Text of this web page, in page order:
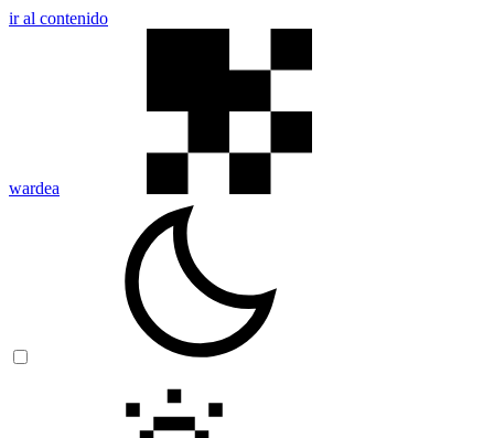
ir al contenido
wardea